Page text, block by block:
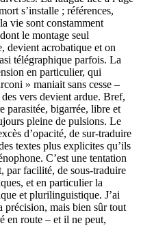
s’installe ; références,
vie sont constamment
le montage seul
devient acrobatique et on
télégraphique parfois. La
en particulier, qui
» maniait sans cesse –
vers devient ardue. Bref,
parasitée, bigarrée, libre et
pleine de pulsions. Le
d’opacité, de sur-traduire
textes plus explicites qu’ils
C’est une tentation
par facilité, de sous-traduire
et en particulier la
et plurilinguistique. J’ai
précision, mais bien sûr tout
en route – et il ne peut,